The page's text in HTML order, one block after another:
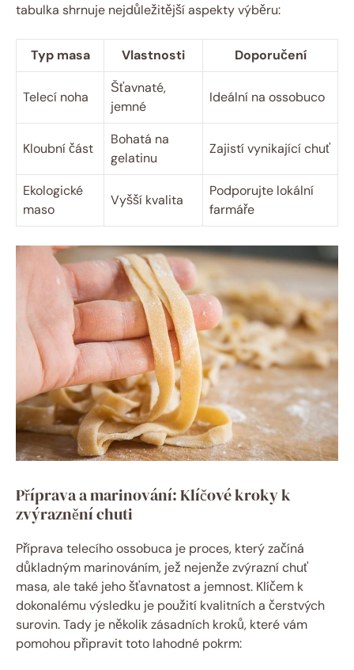
tabulka shrnuje nejdůležitější aspekty výběru:
Typ masa Vlastnosti Doporučení
Telecí noha
Šťavnaté,
jemné
Ideální na ossobuco
Kloubní část
Bohatá na
gelatinu
Zajistí vynikající chuť
Ekologické
maso
Vyšší kvalita
Podporujte lokální
farmáře
Příprava a marinování: Klíčové kroky k
zvýraznění chuti
Příprava telecího ossobuca je proces, který začíná
důkladným marinováním, jež nejenže zvýrazní chuť
masa, ale také jeho šťavnatost a jemnost. Klíčem k
dokonalému výsledku je použití kvalitních a čerstvých
surovin. Tady je několik zásadních kroků, které vám
pomohou připravit toto lahodné pokrm: